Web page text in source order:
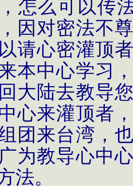
怎么可以传
因对密法不
请心密灌顶
本中心学习
大陆去教导
心来灌顶者
团来台湾，
为教导心中
法。